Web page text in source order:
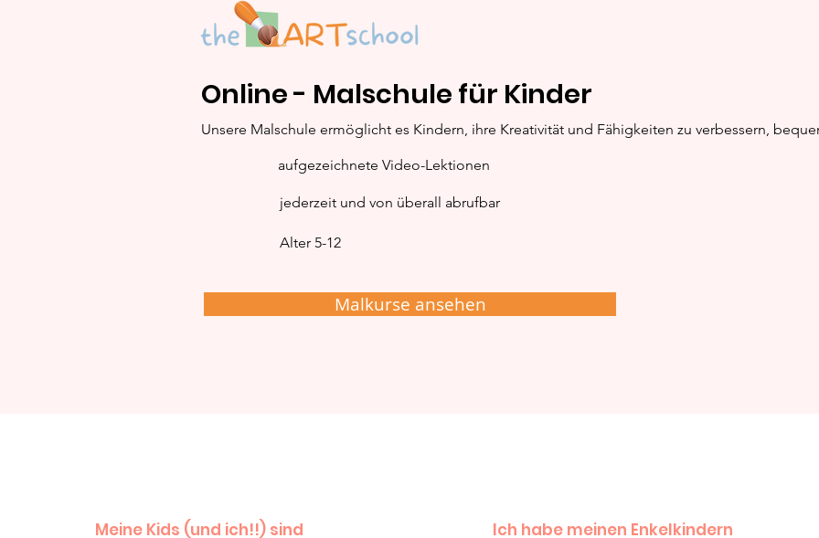
Winter
Schritt Maleinleitung
Online - Malschule für Kinder
Unsere Malschule ermöglicht es Kindern, ihre Kreativität und Fähigkeiten zu verbessern,
aufgezeichnete Video-Lektionen
jederzeit und von überall abrufbar
Alter 5-12
Malkurse ansehen
Meine Kids (und ich!!) sind Ich habe meinen Enkelkindern